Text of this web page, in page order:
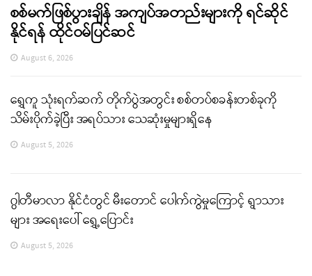
စစ်မက်ဖြစ်ပွားချိန် အကျပ်အတည်းများကို ရင်ဆိုင်
နိုင်ရန် ထိုင်ဝမ်ပြင်ဆင်
August 6, 2026
ရွှေကူ သုံးရက်ဆက် တိုက်ပွဲအတွင်း စစ်တပ်စခန်းတစ်ခုကို
သိမ်းပိုက်ခဲ့ပြီး အရပ်သား သေဆုံးမှုများရှိနေ
August 5, 2026
ဂွါတီမာလာ နိုင်ငံတွင် မီးတောင် ပေါက်ကွဲမှုကြောင့် ရွာသား
များ အရေးပေါ် ရွှေ့ပြောင်း
August 5, 2026